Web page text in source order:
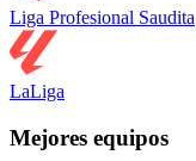
Liga Profesional Saudita
LaLiga
Mejores equipos